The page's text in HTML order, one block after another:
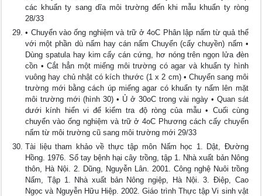
các khuẩn ty sang dĩa môi trường đến khi mẫu khuẩn ty ròng
28/33
• Chuyển vào ống nghiệm và trữ ở 4oC Phân lập nấm từ quả thể
với một phần dù nấm hay cán nấm Chuyển (cấy chuyền) nấm •
Dùng spatula hay kim cấy cán cứng, hơ nóng trên ngọn lửa đèn
cồn • Cắt hẳn một miếng môi trường có agar và khuẩn ty hình
vuông hay chủ nhật có kích thước (1 x 2 cm) • Chuyển sang môi
trường mới bằng cách úp miếng agar có khuẩn ty nấm lên mặt
môi trường mới (hình 30) • Ủ ở 30oC trong vài ngày • Quan sát
dưới kính hiển vi để kiểm tra độ ròng của mẫu • Cuối cùng
chuyển vào ống nghiệm và trữ ở 4oC Phương cách cấy chuyển
nấm từ môi trường cũ sang môi trường mới 29/33
Tài liệu tham khảo về thực tập môn Nấm học 1. Dật, Đường
Hồng. 1976. Sổ tay bệnh hại cây trồng, tập 1. Nhà xuất bản Nông
thôn, Hà Nội. 2. Dũng, Nguyễn Lân. 2001. Công nghệ Nuôi trồng
Nấm, Tập 1. Nhà xuất bản Nông ngiệp, Hà Nội. 3. Điệp, Cao
Ngọc và Nguyễn Hữu Hiệp. 2002. Giáo trình Thực tập Vi sinh vật